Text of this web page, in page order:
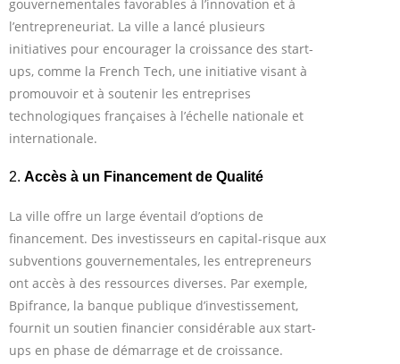
gouvernementales favorables à l’innovation et à
l’entrepreneuriat. La ville a lancé plusieurs
initiatives pour encourager la croissance des start-
ups, comme la French Tech, une initiative visant à
promouvoir et à soutenir les entreprises
technologiques françaises à l’échelle nationale et
internationale.
2. Accès à un Financement de Qualité
La ville offre un large éventail d’options de
financement. Des investisseurs en capital-risque aux
subventions gouvernementales, les entrepreneurs
ont accès à des ressources diverses. Par exemple,
Bpifrance, la banque publique d’investissement,
fournit un soutien financier considérable aux start-
ups en phase de démarrage et de croissance.